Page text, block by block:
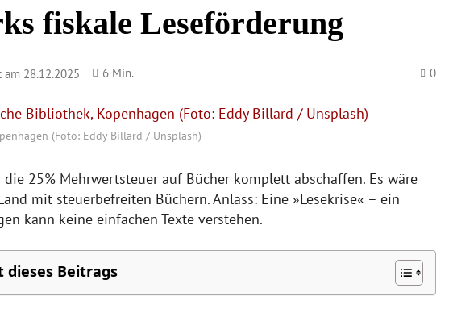
fiskale Leseförderung
am 28.12.2025 6 Min. 0
(Foto: Eddy Billard / Unsplash)
25% Mehrwertsteuer auf Bücher komplett abschaffen. Es wäre
mit steuerbefreiten Büchern. Anlass: Eine »Lesekrise« – ein
kann keine einfachen Texte verstehen.
Beitrags